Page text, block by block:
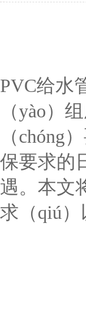
PVC给水
（yào）
（chóng
保要求的
遇。本文
求（qiú